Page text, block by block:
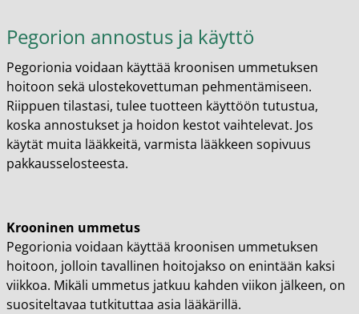
Pegorion annostus ja käyttö
Pegorionia voidaan käyttää kroonisen ummetuksen
hoitoon sekä ulostekovettuman pehmentämiseen.
Riippuen tilastasi, tulee tuotteen käyttöön tutustua,
koska annostukset ja hoidon kestot vaihtelevat. Jos
käytät muita lääkkeitä, varmista lääkkeen sopivuus
pakkausselosteesta.
Krooninen ummetus
Pegorionia voidaan käyttää kroonisen ummetuksen
hoitoon, jolloin tavallinen hoitojakso on enintään kaksi
viikkoa. Mikäli ummetus jatkuu kahden viikon jälkeen, on
suositeltavaa tutkituttaa asia lääkärillä.